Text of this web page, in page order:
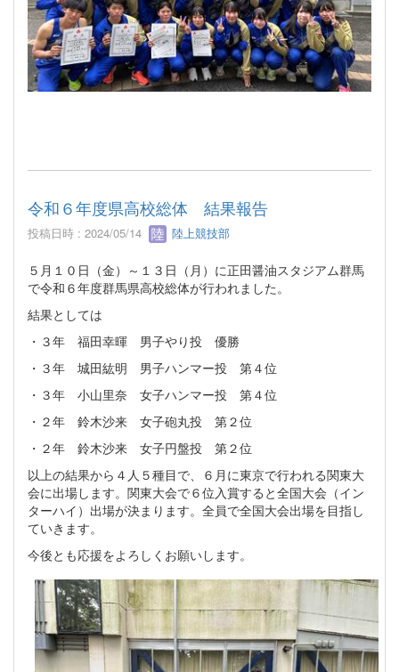
令和６年度県高校総体 結果報告
投稿日時 : 2024/05/14 陸上競技部
５月１０日（金）～１３日（月）に正田醤油スタジアム群馬
で令和６年度群馬県高校総体が行われました。
結果としては
・３年 福田幸暉 男子やり投 優勝
・３年 城田紘明 男子ハンマー投 第４位
・３年 小山里奈 女子ハンマー投 第４位
・２年 鈴木沙来 女子砲丸投 第２位
・２年 鈴木沙来 女子円盤投 第２位
以上の結果から４人５種目で、６月に東京で行われる関東大
会に出場します。関東大会で６位入賞すると全国大会（イン
ターハイ）出場が決まります。全員で全国大会出場を目指し
ていきます。
今後とも応援をよろしくお願いします。